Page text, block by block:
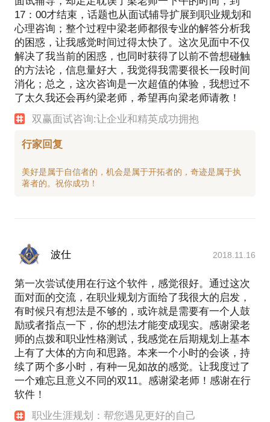
17：00才结束，话题也从面试辅导扩展到职业规划和
心理咨询；整个过程中梁老师都很专业的解答分析我
的困惑，让我感觉时间过得太快了。这次见面中不仅
解决了我当前的困惑，也同时获得了以前不曾想碰触
的方法论，信息量好大，我觉得我需要很长一段时间
消化；总之，这次咨询是一次超值的体验，我想过不
了太久我还会再约梁老师，希望再向梁老师请教！
双赢面试咨询:让企业和精英成功拥抱
行家回复
美好是属于自信者的，机会是属于开拓者的，奇迹是属于执
波仕 2018.11.16
第一次尝试使用在行这个软件，感觉很好。通过这次
面对面的交流，在职业规划方面给了我很大的启发，
有时候只有想法是不够的，或许就是需要有一个人鼓
励或者指点一下，你的想法才能变成现实。感谢梁老
师的点拨和职业性格测试，我感觉在后期规划上基本
上有了大体的方向和思路。本来一个小时的会谈，持
续了两个多小时，有种一见如故的感觉。让我度过了
一个难忘且意义不同的双11。感谢梁老师！感谢在行
软件！
职业生涯规划：帮您遇见更好的自己